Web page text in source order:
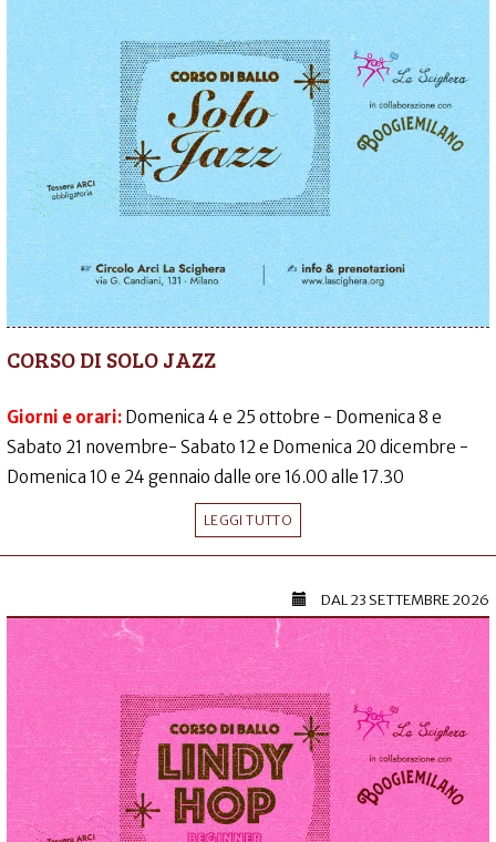
CORSO DI SOLO JAZZ
Giorni e orari: Domenica 4 e 25 ottobre - Domenica 8 e
Sabato 21 novembre- Sabato 12 e Domenica 20 dicembre -
Domenica 10 e 24 gennaio dalle ore 16.00 alle 17.30
LEGGI TUTTO
DAL23 SETTEMBRE 2026